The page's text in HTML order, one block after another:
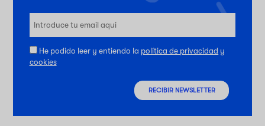
He podido leer y entiendo la política de privacidad y
cookies
RECIBIR NEWSLETTER